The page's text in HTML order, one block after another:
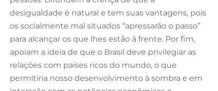
desigualdade é natural e tem suas vantagens, pois
os socialmente mal situados “apressarão o passo”
para alcançar os que lhes estão à frente. Por fim,
apoiam a ideia de que o Brasil deve privilegiar as
relações com países ricos do mundo, o que
permitiria nosso desenvolvimento à sombra e em